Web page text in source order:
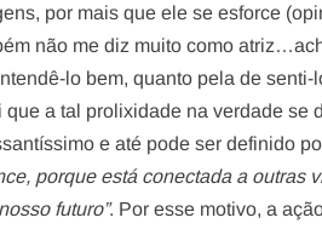
por mais que ele se esforce
não me diz muito como
lo bem, quanto pela de
a tal prolixidade na verdade se
e até pode ser definido
porque está conectada a
futuro”. Por esse motivo, a